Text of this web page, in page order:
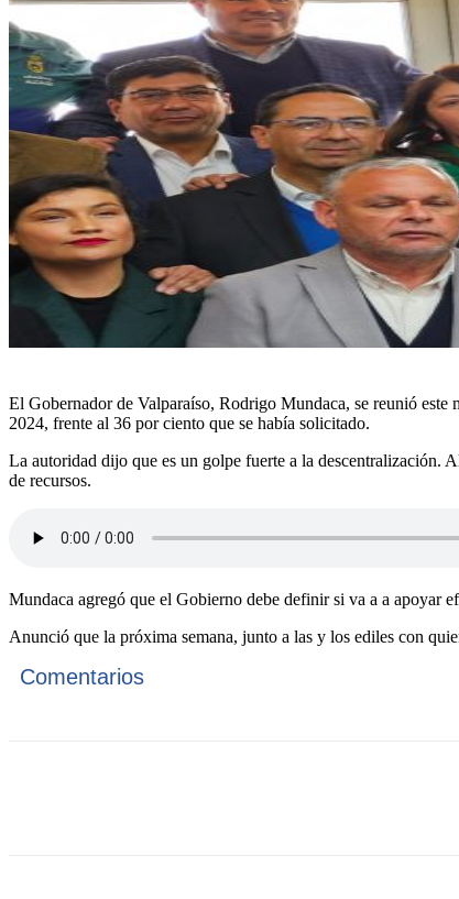
El Gobernador de Valparaíso, Rodrigo Mundaca, se reunió
2024, frente al 36 por ciento que se había solicitado.
La autoridad dijo que es un golpe fuerte a la descentralización.
de recursos.
Mundaca agregó que el Gobierno debe definir si va a a apoyar
Anunció que la próxima semana, junto a las y los ediles con
Comentarios